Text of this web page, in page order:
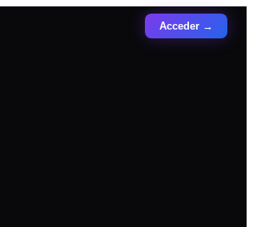
Acceder →